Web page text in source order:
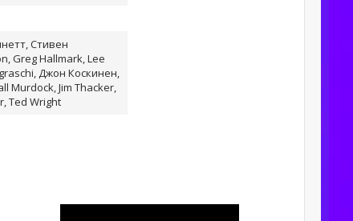
Стивен
Greg Hallmark, Lee
Джон Коскинен,
Murdock, Jim Thacker,
Ted Wright